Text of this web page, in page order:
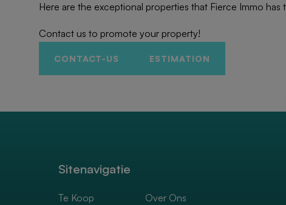
Here are the exceptional properties that Fierce Immo has
Contact us to promote your property!
CONTACT-US ESTIMATION
Sitenavigatie
Te Koop
Over Ons